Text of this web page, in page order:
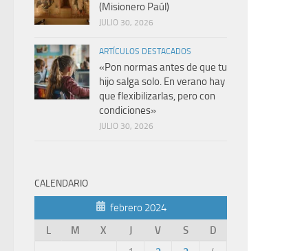
(Misionero Paúl)
JULIO 30, 2026
ARTÍCULOS DESTACADOS
«Pon normas antes de que tu
hijo salga solo. En verano hay
que flexibilizarlas, pero con
condiciones»
JULIO 30, 2026
CALENDARIO
febrero 2024
L
M X J V S
D